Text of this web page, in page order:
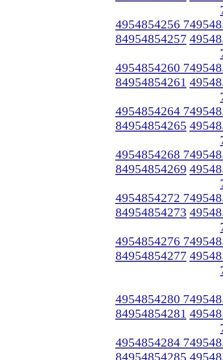
4954854256
84954854257
4954854260
84954854261
4954854264
84954854265
4954854268
84954854269
4954854272
84954854273
4954854276
84954854277
4954854280
84954854281
4954854284
84954854285